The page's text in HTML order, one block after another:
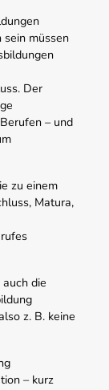
sein müssen
Der
– und
zu einem
Matura,
die
z. B. keine
– kurz